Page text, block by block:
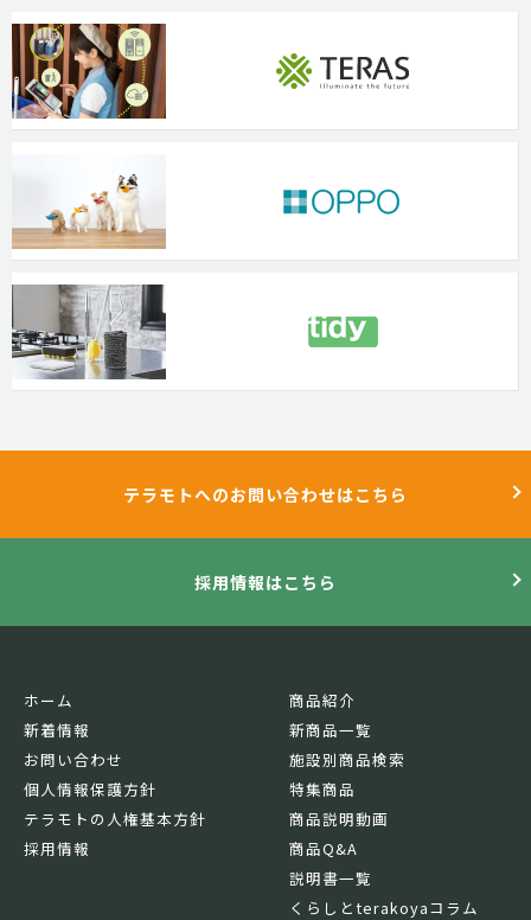
テラモトへのお問い合わせはこちら
採用情報はこちら
ホーム
新着情報
お問い合わせ
個人情報保護方針
テラモトの人権基本方針
採用情報
商品紹介
新商品一覧
施設別商品検索
特集商品
商品説明動画
商品Q&A
説明書一覧
くらしとterakoyaコラム